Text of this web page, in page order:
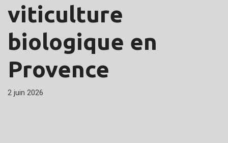
viticulture
biologique en
Provence
2 juin 2026